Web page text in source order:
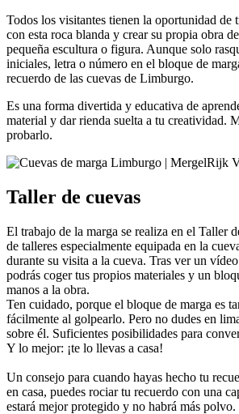
Todos los visitantes tienen la oportunidad de
con esta roca blanda y crear su propia obra
pequeña escultura o figura. Aunque solo
iniciales, letra o número en el bloque de
recuerdo de las cuevas de Limburgo.
Es una forma divertida y educativa de
material y dar rienda suelta a tu creatividad.
probarlo.
Taller de cuevas
El trabajo de la marga se realiza en el Taller
de talleres especialmente equipada en la
durante su visita a la cueva. Tras ver un
podrás coger tus propios materiales y un
manos a la obra.
Ten cuidado, porque el bloque de marga es
fácilmente al golpearlo. Pero no dudes en
sobre él. Suficientes posibilidades para
Y lo mejor: ¡te lo llevas a casa!
Un consejo para cuando hayas hecho tu
en casa, puedes rociar tu recuerdo con una
estará mejor protegido y no habrá más polvo.